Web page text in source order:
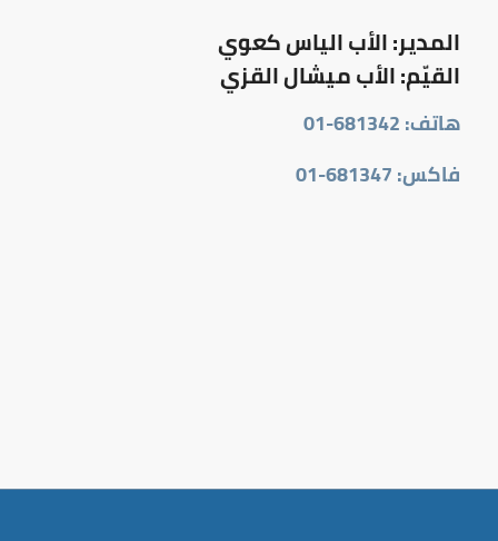
المدير: الأب الياس كعوي
القيّم: الأب ميشال القزي
هاتف: 681342-01
فاكس: 681347-01